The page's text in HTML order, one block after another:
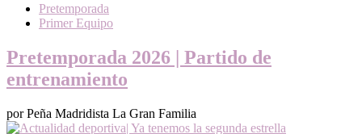
Pretemporada
Primer Equipo
Pretemporada 2026 | Partido de
entrenamiento
por Peña Madridista La Gran Familia